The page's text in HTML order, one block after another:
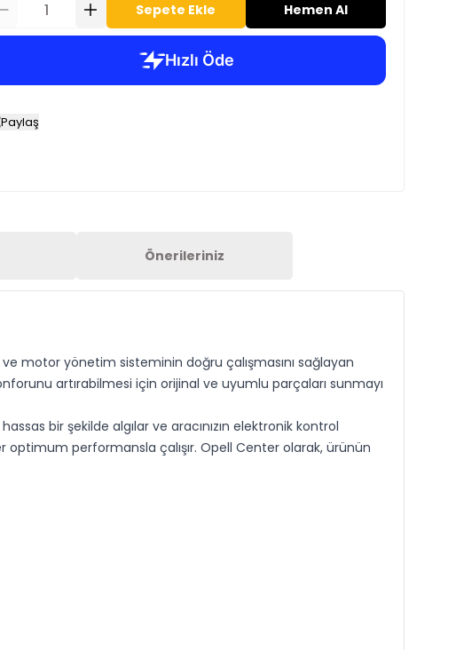
Sepete Ekle Hemen Al
Paylaş
Önerileriniz
ve motor yönetim sisteminin doğru çalışmasını sağlayan
artırabilmesi için orijinal ve uyumlu parçaları sunmayı
bir şekilde algılar ve aracınızın elektronik kontrol
performansla çalışır. Opell Center olarak, ürünün